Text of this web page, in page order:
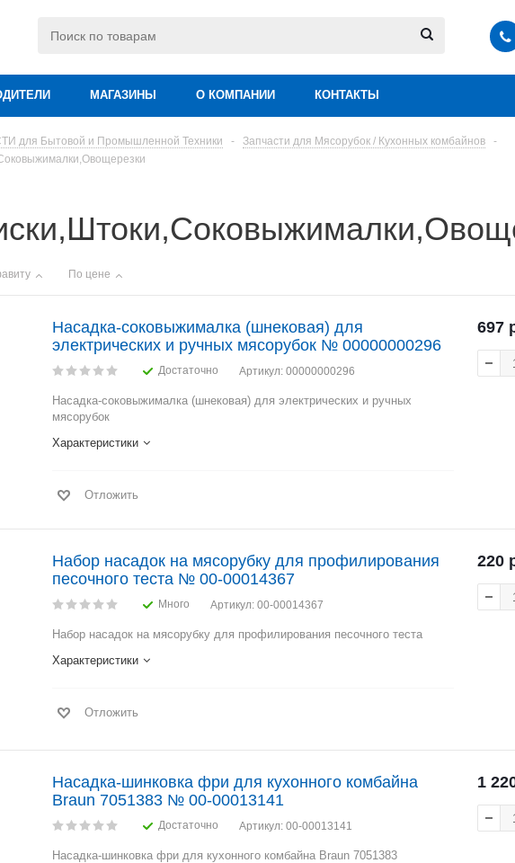
МАГАЗИНЫ О КОМПАНИИ КОНТАКТЫ
для Бытовой и Промышленной Техники - Запчасти для Мясорубок / Кухонных комбайнов
-
По цене
Насадка-соковыжималка (шнековая) для
электрических и ручных мясорубок № 00000000296
Достаточно Артикул: 00000000296
Насадка-соковыжималка (шнековая) для электрических и ручных
мясорубок
Характеристики
Отложить
697
Набор насадок на мясорубку для профилирования
песочного теста № 00-00014367
Много Артикул: 00-00014367
Набор насадок на мясорубку для профилирования песочного теста
Характеристики
Отложить
220
Насадка-шинковка фри для кухонного комбайна
Braun 7051383 № 00-00013141
Достаточно Артикул: 00-00013141
Насадка-шинковка фри для кухонного комбайна Braun 7051383
1